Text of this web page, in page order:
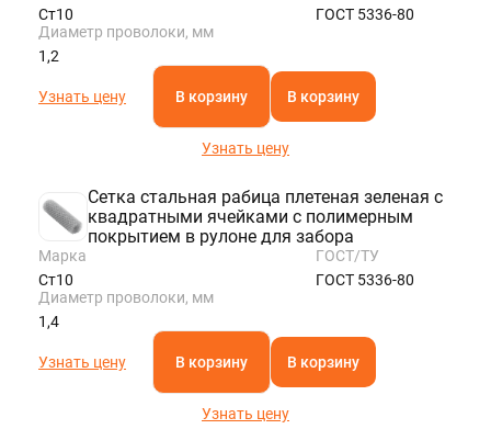
Ст10
ГОСТ 5336-80
Диаметр проволоки, мм
1,2
Узнать цену В корзину В корзину
Узнать цену
Сетка стальная рабица плетеная зеленая с
квадратными ячейками с полимерным
покрытием в рулоне для забора
Марка
Ст10
ГОСТ/ТУ
ГОСТ 5336-80
Диаметр проволоки, мм
1,4
Узнать цену В корзину В корзину
Узнать цену